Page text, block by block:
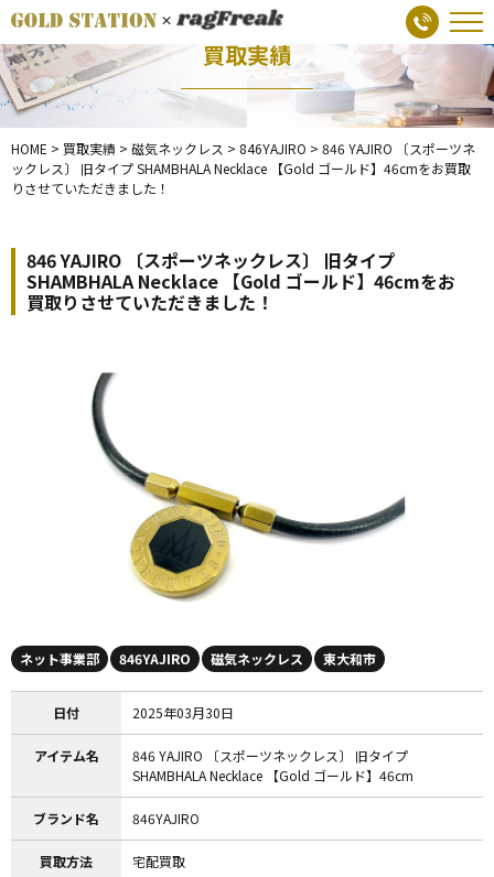
買取実績
HOME > 買取実績 > 磁気ネックレス > 846YAJIRO > 846 YAJIRO 〔スポーツネ
ックレス〕 旧タイプ SHAMBHALA Necklace 【Gold ゴールド】46cmをお買取
りさせていただきました！
846 YAJIRO 〔スポーツネックレス〕 旧タイプ
SHAMBHALA Necklace 【Gold ゴールド】46cmをお
買取りさせていただきました！
ネット事業部 846YAJIRO 磁気ネックレス 東大和市
日付 2025年03月30日
アイテム名
846 YAJIRO 〔スポーツネックレス〕 旧タイプ
SHAMBHALA Necklace 【Gold ゴールド】46cm
ブランド名 846YAJIRO
買取方法 宅配買取